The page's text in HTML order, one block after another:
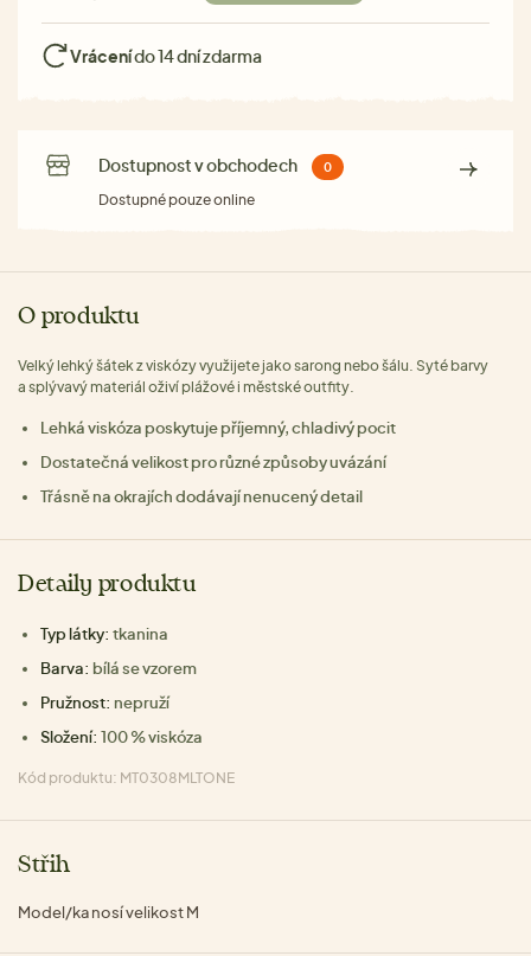
Vrácenído 14 dní zdarma
Dostupnost v obchodech 0
Dostupné pouze online
O produktu
Velký lehký šátek z viskózy využijete jako sarong nebo šálu. Syté barvy
a splývavý materiál oživí plážové i městské outfity.
Lehká viskóza poskytuje příjemný, chladivý pocit
Dostatečná velikost pro různé způsoby uvázání
Třásně na okrajích dodávají nenucený detail
Detaily produktu
Typ látky: tkanina
Barva: bílá se vzorem
Pružnost: nepruží
Složení: 100 % viskóza
Kód produktu: MT0308MLTONE
Střih
Model/ka nosí velikost M